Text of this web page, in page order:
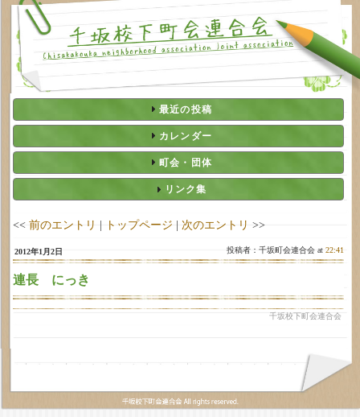
最近の投稿
カレンダー
町会・団体
リンク集
<< 前のエントリ | トップページ | 次のエントリ >>
2012年1月2日 投稿者：千坂町会連合会 at22:41
連長 にっき
千坂校下町会連合会